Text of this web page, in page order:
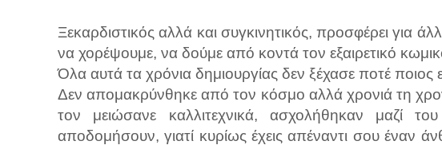
Ξεκαρδιστικός αλλά και συγκινητικός, προσφέρει για
να χορέψουμε, να δούμε από κοντά τον εξαιρετικό
Όλα αυτά τα χρόνια δημιουργίας δεν ξέχασε ποτέ ποιος
Δεν απομακρύνθηκε από τον κόσμο αλλά χρονιά τη
τον μειώσανε καλλιτεχνικά, ασχολήθηκαν μαζί
αποδομήσουν, γιατί κυρίως έχεις απέναντι σου έναν